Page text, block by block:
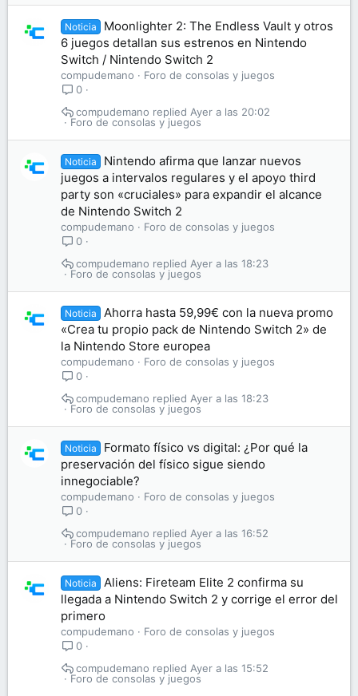
Noticia
Moonlighter 2: The Endless Vault y otros
6 juegos detallan sus estrenos en Nintendo
Switch / Nintendo Switch 2
compudemano
Foro de consolas y juegos
0
Foro de consolas y juegos
Ayer a las 20:02
compudemano
Noticia
Nintendo afirma que lanzar nuevos
juegos a intervalos regulares y el apoyo third
party son «cruciales» para expandir el alcance
de Nintendo Switch 2
compudemano
Foro de consolas y juegos
0
Foro de consolas y juegos
Ayer a las 18:23
compudemano
Noticia
Ahorra hasta 59,99€ con la nueva promo
«Crea tu propio pack de Nintendo Switch 2» de
la Nintendo Store europea
compudemano
Foro de consolas y juegos
0
Foro de consolas y juegos
Ayer a las 18:23
compudemano
Noticia
Formato físico vs digital: ¿Por qué la
preservación del físico sigue siendo
innegociable?
compudemano
Foro de consolas y juegos
0
Foro de consolas y juegos
Ayer a las 16:52
compudemano
Noticia
Aliens: Fireteam Elite 2 confirma su
llegada a Nintendo Switch 2 y corrige el error del
primero
compudemano
Foro de consolas y juegos
0
Foro de consolas y juegos
Ayer a las 15:52
compudemano